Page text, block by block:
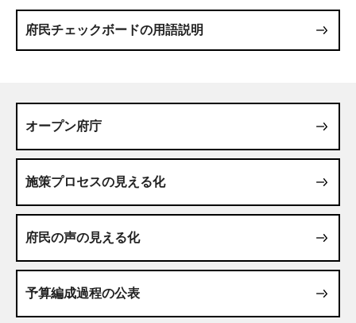
府民チェックボードの用語説明
オープン府庁
施策プロセスの見える化
府民の声の見える化
予算編成過程の公表